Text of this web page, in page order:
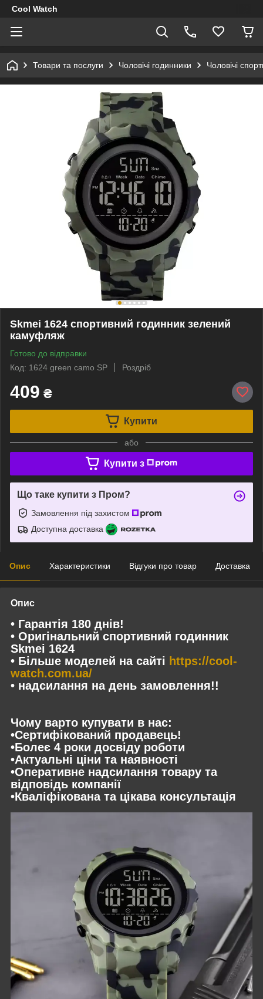
Cool Watch
Товари та послуги Чоловічі годинники Чоловічі
Skmei 1624 спортивний годинник зелений
камуфляж
Готово до відправки
Код: 1624 green camo SP
Роздріб
409 ₴
Купити
або
Купити з
Що таке купити з Пром?
Замовлення під захистом
Доступна доставка
Опис Характеристики Відгуки про товар Доставка
Опис
• Гарантія 180 днів!
• Оригінальний спортивний годинник
Skmei 1624
• Більше моделей на сайті https://cool-
watch.com.ua/
• надсилання на день замовлення!!
Чому варто купувати в нас:
•Сертифікований продавець!
•Болеє 4 роки досвіду роботи
•Актуальні ціни та наявності
•Оперативне надсилання товару та
відповідь компанії
•Кваліфікована та цікава консультація